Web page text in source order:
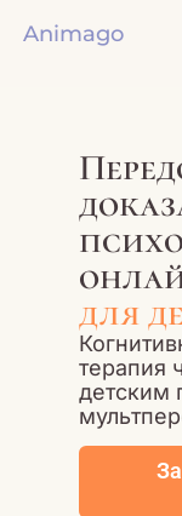
Animago
для
терапия
детским